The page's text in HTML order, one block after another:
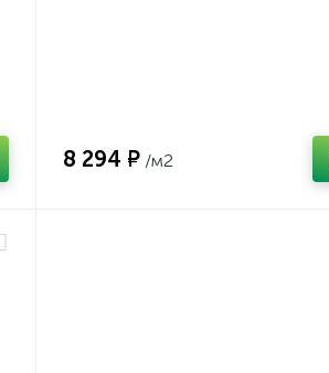
8 294 ₽ /м2